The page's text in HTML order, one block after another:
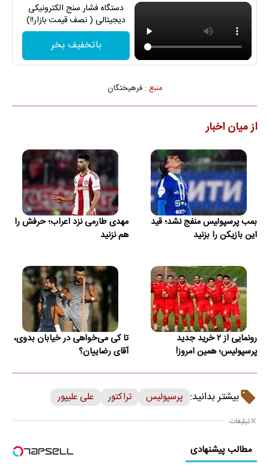
دستگاه فشار سنج الکترونیکی
دیجیتالی ( نصف قیمت بازار!!)
باتخفیف بخر
منبع :فرهیختگان
از میان اخبار
بمب پرسپولیس منفج نشد؛ قید
این بازیکن را بزنید
مهدی طارمی نزد اعراب؛ حرفش را
هم نزنید
رونمایی از ۲ خرید جدید
پرسپولیس؛ همین امروز!
تا کی می‌خواهی در خیابان بدوی،
آقای رضاییان؟
بیشتر بدانید: پرسپولیس تراکتور علی علیپور
تبلیغات
مطالب پیشنهادی